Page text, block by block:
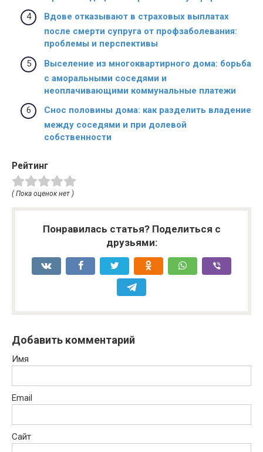
Вдове отказывают в страховых выплатах
после смерти супруга от профзаболевания:
проблемы и перспективы
Выселение из многоквартирного дома: борьба
с аморальными соседями и
неоплачивающими коммунальные платежи
Снос половины дома: как разделить владение
между соседями и при долевой
собственности
Рейтинг
( Пока оценок нет )
Понравилась статья? Поделиться с
друзьями:
Добавить комментарий
Имя
Email
Сайт